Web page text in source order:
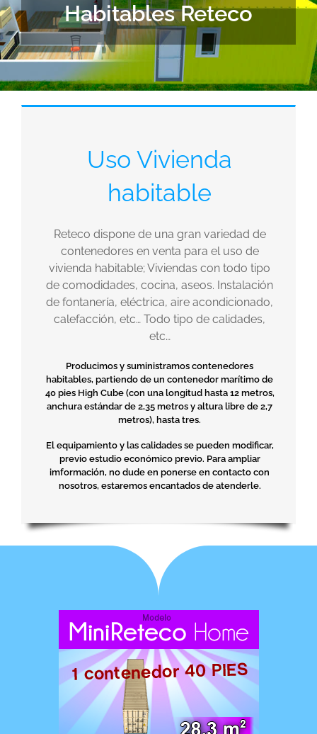
Habitables Reteco
Uso Vivienda
habitable
Reteco dispone de una gran variedad de
contenedores en venta para el uso de
vivienda habitable; Viviendas con todo tipo
de comodidades, cocina, aseos. Instalación
de fontanería, eléctrica, aire acondicionado,
calefacción, etc… Todo tipo de calidades,
etc…
Producimos y suministramos contenedores
habitables, partiendo de un contenedor marítimo de
40 pies High Cube (con una longitud hasta 12 metros,
anchura estándar de 2,35 metros y altura libre de 2,7
metros), hasta tres.
El equipamiento y las calidades se pueden modificar,
previo estudio económico previo. Para ampliar
imformación, no dude en ponerse en contacto con
nosotros, estaremos encantados de atenderle.